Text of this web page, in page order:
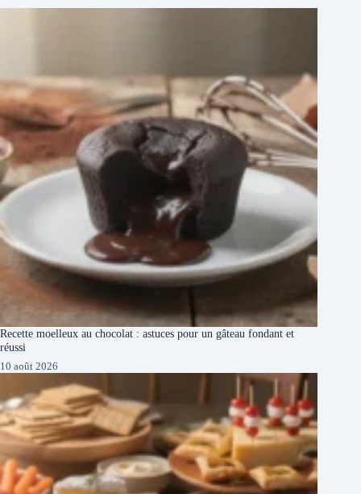
Recette moelleux au chocolat : astuces pour un gâteau fondant et
réussi
10 août 2026